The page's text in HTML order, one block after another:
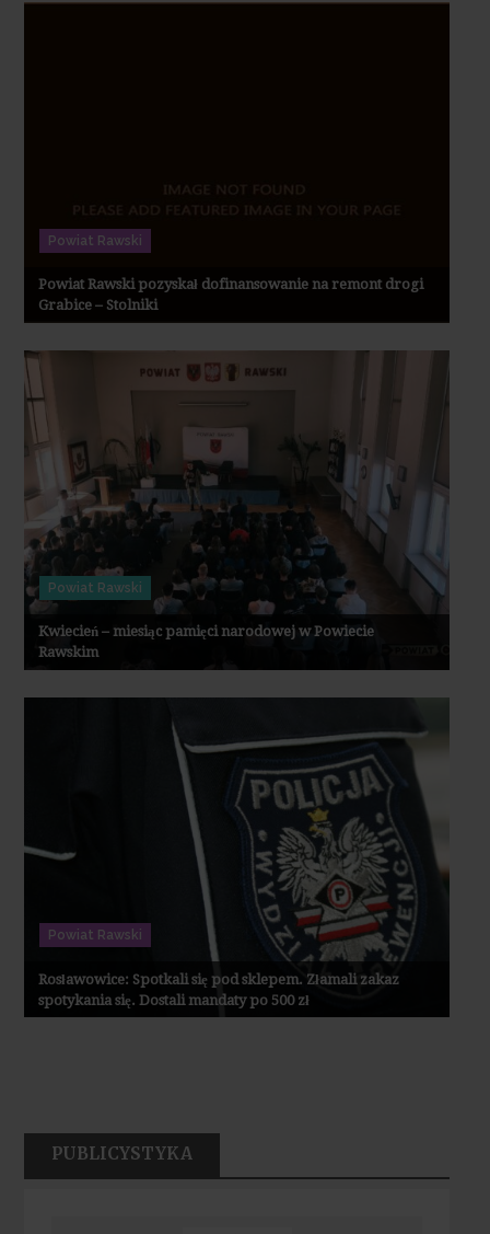
Powiat Rawski
Powiat Rawski pozyskał dofinansowanie na remont drogi
Grabice – Stolniki
Powiat Rawski
Kwiecień – miesiąc pamięci narodowej w Powiecie
Rawskim
Powiat Rawski
Rosławowice: Spotkali się pod sklepem. Złamali zakaz
spotykania się. Dostali mandaty po 500 zł
PUBLICYSTYKA